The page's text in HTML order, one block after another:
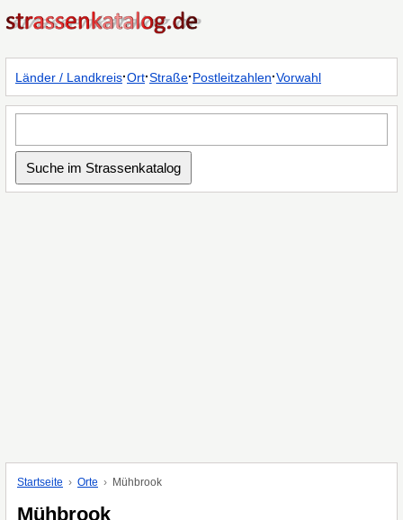
Länder / Landkreis·Ort·Straße·Postleitzahlen·Vorwahl
Startseite Orte Mühbrook
Mühbrook